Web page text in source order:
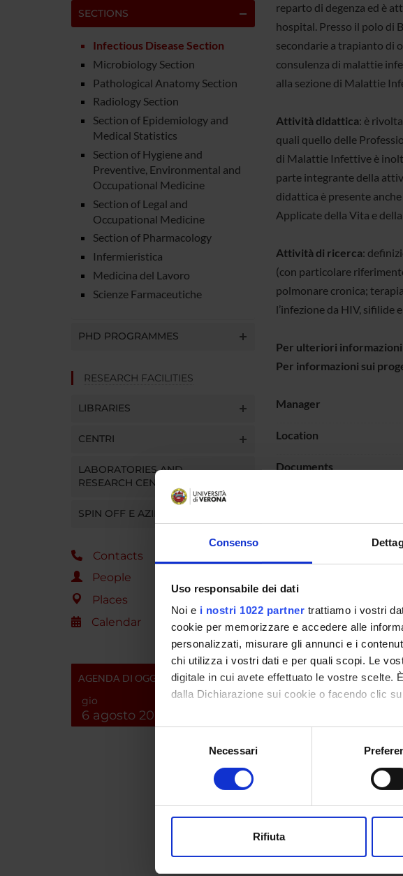
Consenso
Uso responsabile dei dati
Noi e i nostri 1022 partner trattiamo i vostri
cookie per memorizzare e accedere alle
personalizzati, misurare gli annunci e i
chi utilizza i vostri dati e per quali scopi. Le
digitale in cui avete effettuato le vostre scelte.
dalla Dichiarazione sui cookie o facendo clic
Con il tuo consenso, vorremmo anche:
raccogliere informazioni sulla tua
digitali).
modificare o ritirare il tuo consenso in
Necessari
Rifiuta
SECTIONS
Infectious Disease Section
Microbiology Section
Pathological Anatomy Section
Radiology Section
Section of Epidemiology and
Medical Statistics
Section of Hygiene and
Preventive, Environmental and
Occupational Medicine
Section of Legal and
Occupational Medicine
Section of Pharmacology
Infermieristica
Medicina del Lavoro
Scienze Farmaceutiche
PHD PROGRAMMES
RESEARCH FACILITIES
LIBRARIES
CENTRI
LABORATORIES AND
RESEARCH CENTRES
SPIN OFF E AZIENDE
Contacts
People
Places
Calendar
AGENDA DI OGGI
gio
6 agosto 2026
reparto di degenza ed è
hospital. Presso il polo di
secondarie a trapianto di
consulenza di malattie
alla sezione di Malattie
Attività didattica: è
quali quello delle
di Malattie Infettive è
parte integrante della
didattica è presente
Applicate della Vita e della
Attività di ricerca:
(con particolare
polmonare cronica;
l’infezione da HIV, sifilide
Per ulteriori
Per informazioni sui
Manager
Location
Documents
Research
Azzini Anna Maria
Beccalossi Erica
Bellati Arianna
Bizzarro Giada
Cichellero Elena